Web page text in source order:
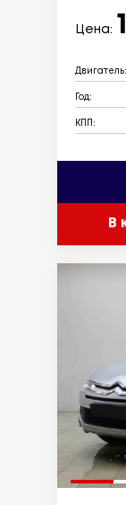
Цена:
Двигатель:
Год:
КПП:
В